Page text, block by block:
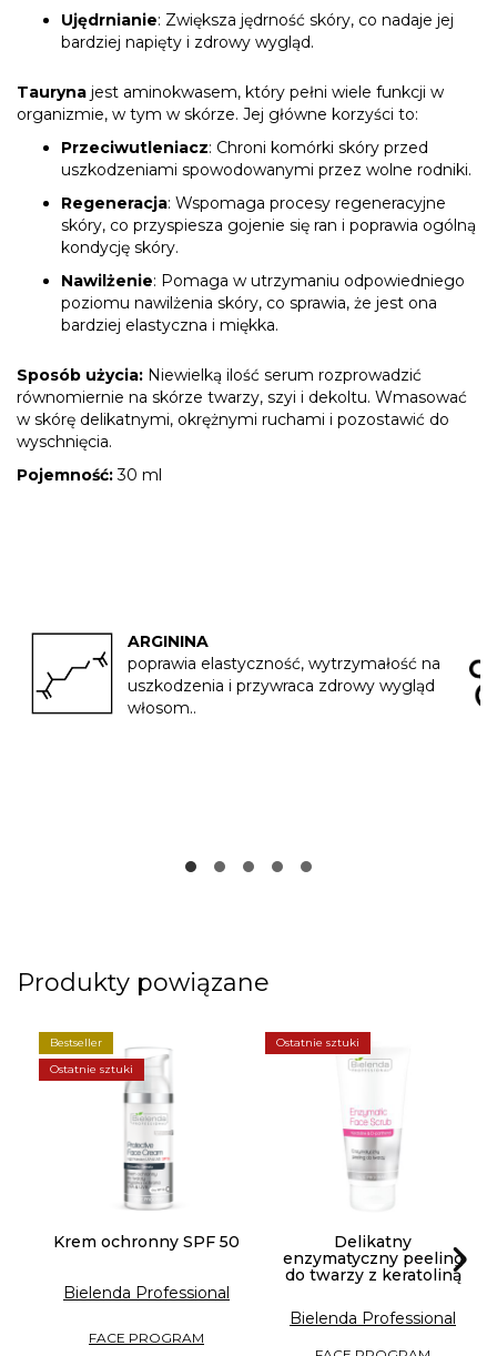
Ujędrnianie: Zwiększa jędrność skóry, co nadaje jej
bardziej napięty i zdrowy wygląd.
Tauryna jest aminokwasem, który pełni wiele funkcji w
organizmie, w tym w skórze. Jej główne korzyści to:
Przeciwutleniacz: Chroni komórki skóry przed
uszkodzeniami spowodowanymi przez wolne rodniki.
Regeneracja: Wspomaga procesy regeneracyjne
skóry, co przyspiesza gojenie się ran i poprawia ogólną
kondycję skóry.
Nawilżenie: Pomaga w utrzymaniu odpowiedniego
poziomu nawilżenia skóry, co sprawia, że jest ona
bardziej elastyczna i miękka.
Sposób użycia: Niewielką ilość serum rozprowadzić
równomiernie na skórze twarzy, szyi i dekoltu. Wmasować
w skórę delikatnymi, okrężnymi ruchami i pozostawić do
wyschnięcia.
Pojemność:30 ml
ARGININA
poprawia elastyczność, wytrzymałość na
uszkodzenia i przywraca zdrowy wygląd
włosom..
Produkty powiązane
Bestseller
Ostatnie sztuki
Krem ochronny SPF 50
Bielenda Professional
FACE PROGRAM
Ostatnie sztuki
Delikatny
enzymatyczny peeling
do twarzy z keratoliną
Bielenda Professional